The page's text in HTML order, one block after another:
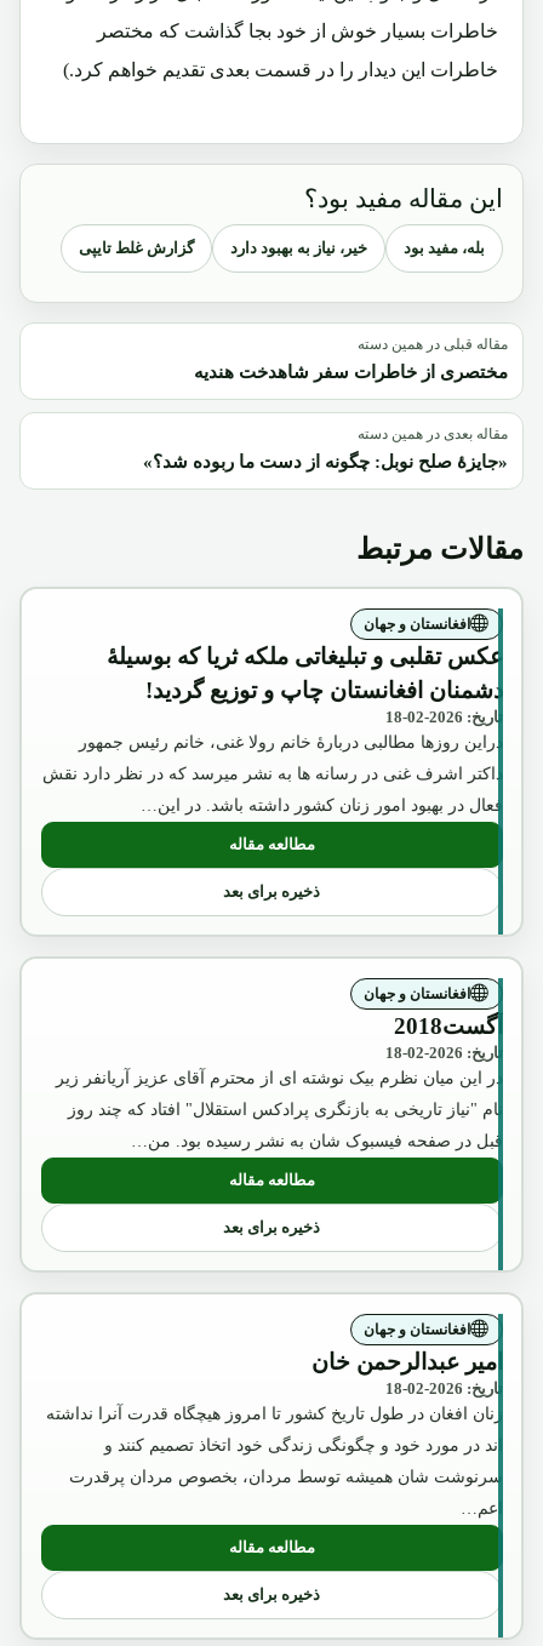
خاطرات بسیار خوش از خود بجا گذاشت که مختصر
خاطرات این دیدار را در قسمت بعدی تقدیم خواهم کرد.)
این مقاله مفید بود؟
بله، مفید بود خیر، نیاز به بهبود دارد گزارش غلط تایپی
مقاله قبلی در همین دسته
مختصری از خاطرات سفر شاهدخت هندیه
مقاله بعدی در همین دسته
«جایزهٔ صلح نوبل: چگونه از دست ما ربوده شد؟»
مقالات مرتبط
افغانستان و جهان
عکس تقلبی و تبلیغاتی ملکه ثریا که بوسیلۀ
دشمنان افغانستان چاپ و توزیع گردید!
تاریخ: 2026-02-18
دراین روزها مطالبی دربارۀ خانم رولا غنی، خانم رئیس جمهور
داکتر اشرف غنی در رسانه ها به نشر میرسد که در نظر دارد نقش
فعال در بهبود امور زنان کشور داشته باشد. در این…
مطالعه مقاله: عکس تقلبی و تبلیغاتی ملکه ثریا که
ذخیره برای بعد
افغانستان و جهان
آگست2018
تاریخ: 2026-02-18
در این میان نظرم بیک نوشته ای از محترم آقای عزیز آریانفر زیر
نام "نیاز تاریخی به بازنگری پرادکس استقلال" افتاد که چند روز
قبل در صفحه فیسبوک شان به نشر رسیده بود. من…
مطالعه مقاله
: آگست2018
ذخیره برای بعد
افغانستان و جهان
امیر عبدالرحمن خان
تاریخ: 2026-02-18
زنان افغان در طول تاریخ کشور تا امروز هیچگاه قدرت آنرا نداشته
اند در مورد خود و چگونگی زندگی خود اتخاذ تصمیم کنند و
سرنوشت شان همیشه توسط مردان، بخصوص مردان پرقدرت
اعم…
مطالعه مقاله: امیر عبدالرحمن خان
ذخیره برای بعد